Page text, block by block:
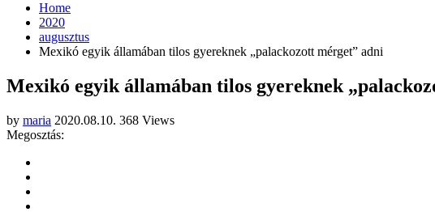
Home
2020
augusztus
Mexikó egyik államában tilos gyereknek „palackozott mérget” adni
Mexikó egyik államában tilos gyereknek
by maria 2020.08.10. 368 Views
Megosztás: